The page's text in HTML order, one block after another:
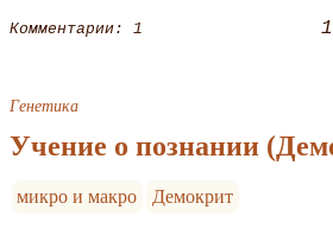
Комментарии: 1
Генетика
Учение о познании
микро и макро Демокрит